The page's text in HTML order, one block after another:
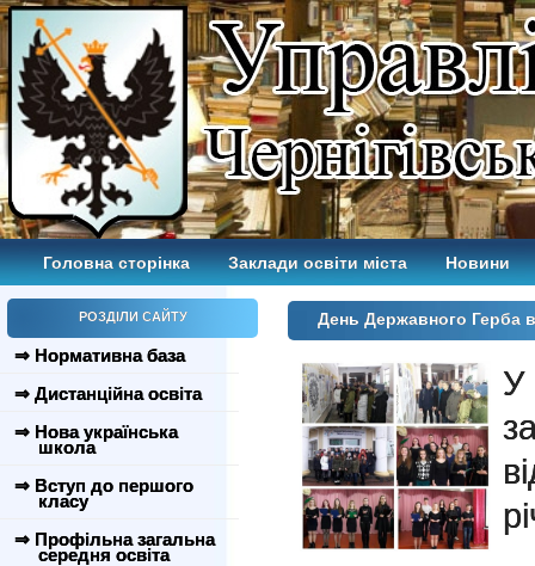
Головна сторінка Заклади освіти міста Новини
РОЗДІЛИ САЙТУ
⇒ Нормативна база
⇒ Дистанційна освіта
⇒ Нова українська
школа
⇒ Вступ до першого
класу
⇒ Профільна загальна
середня освіта
День Державного Герба